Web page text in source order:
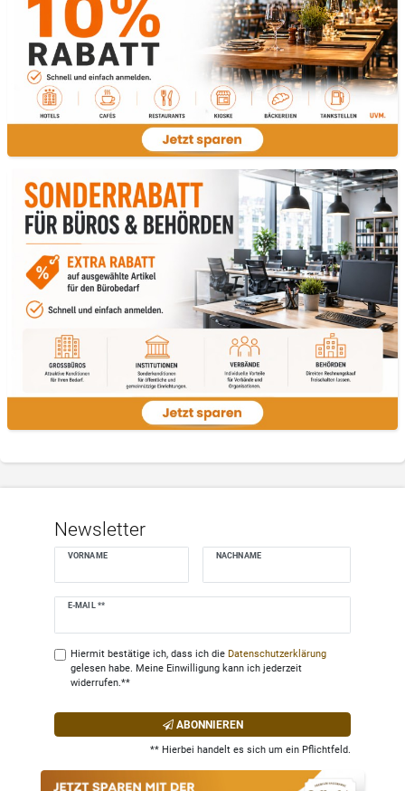
Newsletter
VORNAME NACHNAME
E-MAIL **
Newsletter
Hiermit bestätige ich, dass ich die Daten­schutz­erklärung
gelesen habe. Meine Einwilligung kann ich jederzeit
widerrufen.**
ABONNIEREN
** Hierbei handelt es sich um ein Pflichtfeld.